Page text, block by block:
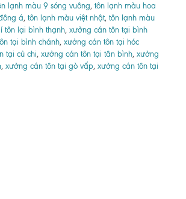
lạnh màu 9 sóng vuông, tôn lạnh màu hoa
á, tôn lạnh màu việt nhật, tôn lạnh màu
tôn lại bình thạnh, xưởng cán tôn tại bình
tại bình chánh, xưởng cán tôn tại hóc
tại củ chi, xưởng cán tôn tại tân bình, xưởng
, xưởng cán tôn tại gò vấp, xưởng cán tôn tại